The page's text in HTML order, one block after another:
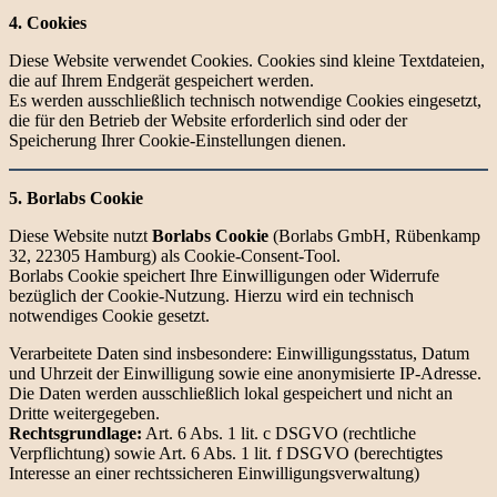
4. Cookies
Diese Website verwendet Cookies. Cookies sind kleine Textdateien,
die auf Ihrem Endgerät gespeichert werden.
Es werden ausschließlich technisch notwendige Cookies eingesetzt,
die für den Betrieb der Website erforderlich sind oder der
Speicherung Ihrer Cookie-Einstellungen dienen.
5. Borlabs Cookie
Diese Website nutzt Borlabs Cookie (Borlabs GmbH, Rübenkamp
32, 22305 Hamburg) als Cookie-Consent-Tool.
Borlabs Cookie speichert Ihre Einwilligungen oder Widerrufe
bezüglich der Cookie-Nutzung. Hierzu wird ein technisch
notwendiges Cookie gesetzt.
Verarbeitete Daten sind insbesondere: Einwilligungsstatus, Datum
und Uhrzeit der Einwilligung sowie eine anonymisierte IP-Adresse.
Die Daten werden ausschließlich lokal gespeichert und nicht an
Dritte weitergegeben.
Rechtsgrundlage: Art. 6 Abs. 1 lit. c DSGVO (rechtliche
Verpflichtung) sowie Art. 6 Abs. 1 lit. f DSGVO (berechtigtes
Interesse an einer rechtssicheren Einwilligungsverwaltung)